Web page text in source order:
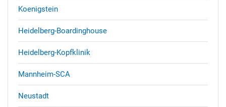
Koenigstein
Heidelberg-Boardinghouse
Heidelberg-Kopfklinik
Mannheim-SCA
Neustadt